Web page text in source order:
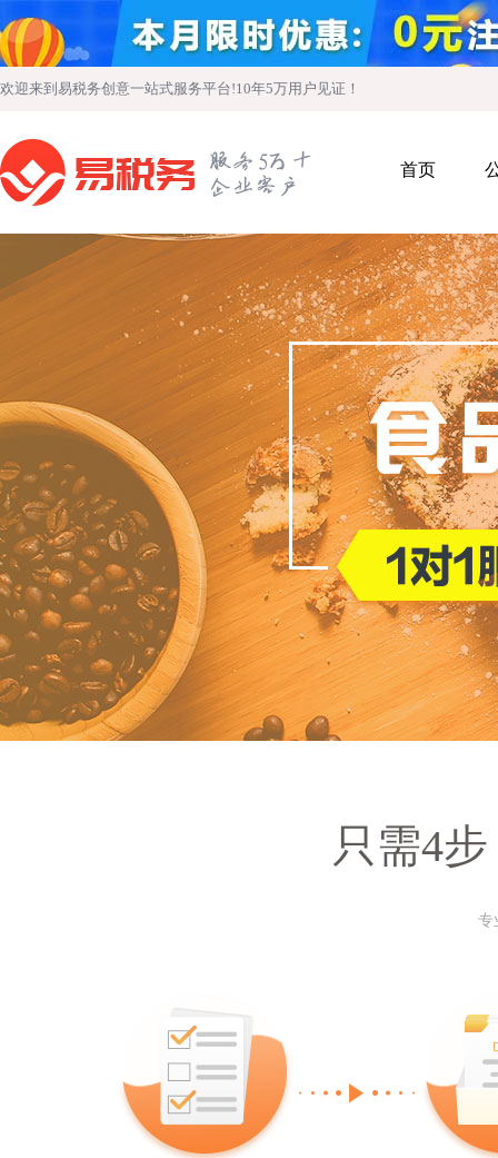
欢迎来到易税务创意一站式服务平台!10年5万用户见证！
首页
只需4
专